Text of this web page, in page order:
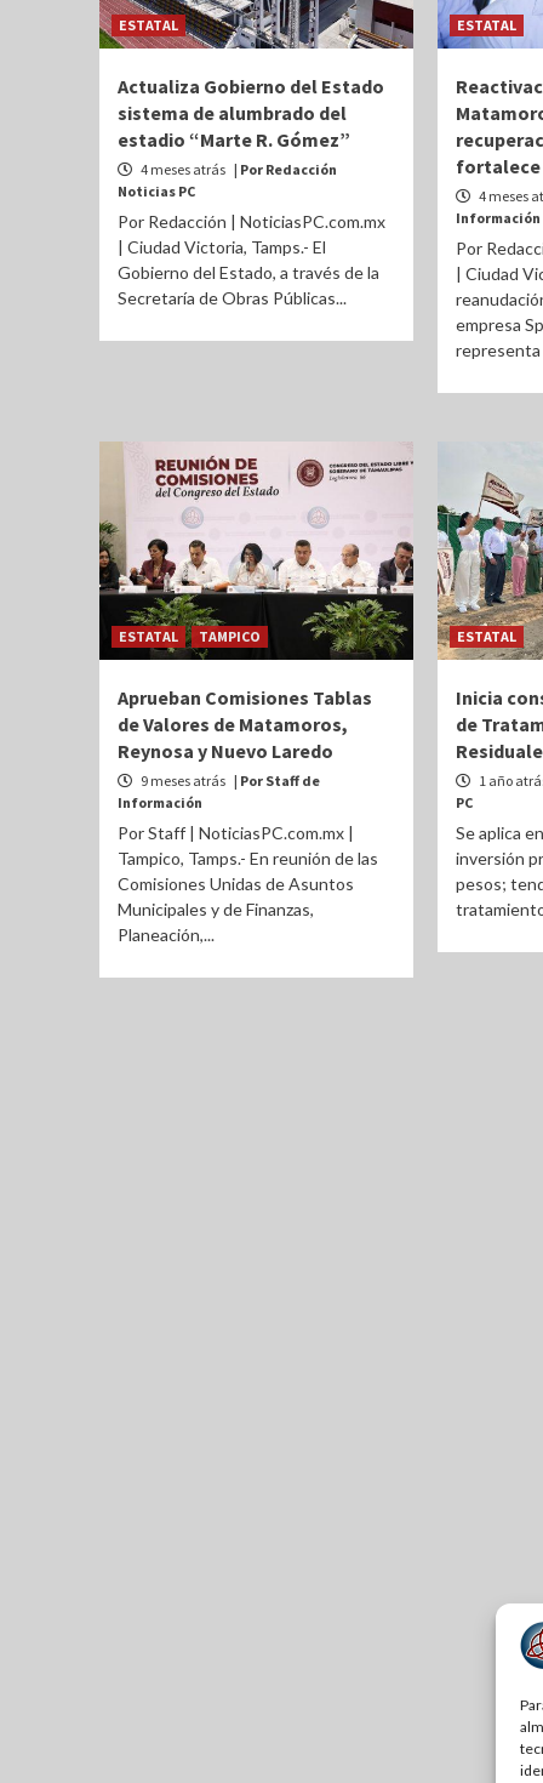
ESTATAL
Actualiza Gobierno del Estado
sistema de alumbrado del
estadio “Marte R. Gómez”
4 meses atrás | Por Redacción
Noticias PC
Por Redacción | NoticiasPC.com.mx
| Ciudad Victoria, Tamps.- El
Gobierno del Estado, a través de la
Secretaría de Obras Públicas...
ESTATAL
fortalece
4 meses
Información
Por
| Ciudad
empresa
representa
ESTATAL TAMPICO
Aprueban Comisiones Tablas
de Valores de Matamoros,
Reynosa y Nuevo Laredo
9 meses atrás | Por Staff de
Información
Por Staff | NoticiasPC.com.mx |
Tampico, Tamps.- En reunión de las
Comisiones Unidas de Asuntos
Municipales y de Finanzas,
Planeación,...
ESTATAL
Inicia
de
1 año
PC
Se aplica
inversión
pesos;